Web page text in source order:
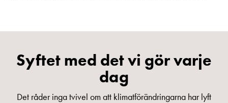
Syftet med det vi gör varje
dag
Det råder inga tvivel om att klimatförändringarna har lyft